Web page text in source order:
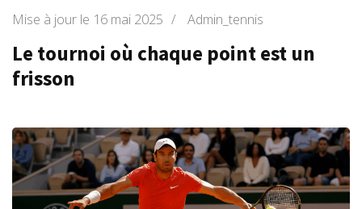
Mise à jour le 16 mai 2025 / Admin_tennis
Le tournoi où chaque point est un
frisson